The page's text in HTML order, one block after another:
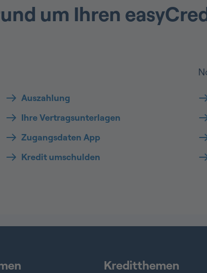
um Ihren
Auszahlung
Ihre Vertragsunterlagen
Zugangsdaten App
Kredit umschulden
Kreditthemen